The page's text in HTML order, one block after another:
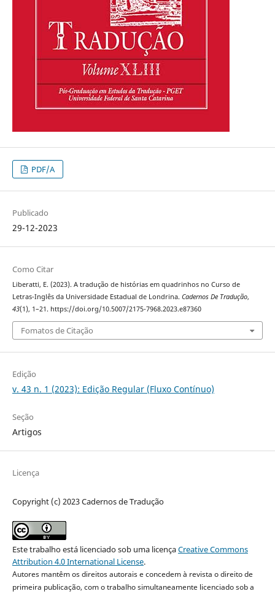
PDF/A
Publicado
29-12-2023
Como Citar
Liberatti, E. (2023). A tradução de histórias em quadrinhos no Curso de
Letras-Inglês da Universidade Estadual de Londrina. Cadernos De Tradução,
43(1), 1–21. https://doi.org/10.5007/2175-7968.2023.e87360
Fomatos de Citação
Edição
v. 43 n. 1 (2023): Edição Regular (Fluxo Contínuo)
Seção
Artigos
Licença
Copyright (c) 2023 Cadernos de Tradução
Este trabalho está licenciado sob uma licençaCreative Commons
Attribution 4.0 International License.
Autores mantêm os direitos autorais e concedem à revista o direito de
primeira publicação, com o trabalho simultaneamente licenciado sob a